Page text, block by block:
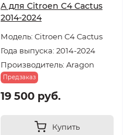
A для Citroen C4 Cactus
2014-2024
Модель: Citroen C4 Cactus
Года выпуска: 2014-2024
Производитель: Aragon
Предзаказ
19 500 руб.
Купить